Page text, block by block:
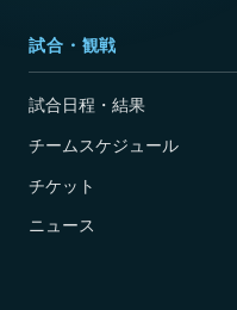
試合・観戦
試合日程・結果
チームスケジュール
チケット
ニュース